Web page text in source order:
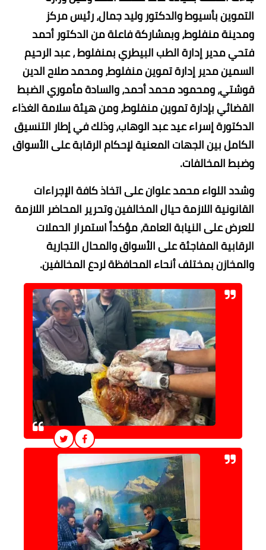
التموين بأسيوط والدكتور وليد جمال، رئيس مركز
ومدينة منفلوط، وبمشاركة فاعلة من الدكتور أحمد
فتحي مدير إدارة الطب البيطري بمنفلوط ، عبد الرحيم
السمين مدير إدارة تموين منفلوط، ومحمد صلاح الدين
قوشتي، ومحمود محمد أحمد، والسادة مأموري الضبط
القضائي بإدارة تموين منفلوط، ومن هيئة سلامة الغذاء
الدكتورة إسراء عيد عبد الوهاب، وذلك في إطار التنسيق
الكامل بين الجهات المعنية لإحكام الرقابة على الأسواق
وضبط المخالفات.
​وشدد اللواء محمد علوان على اتخاذ كافة الإجراءات
القانونية اللازمة حيال المخالفين وتحرير المحاضر اللازمة
للعرض على النيابة العامة، مؤكداً استمرار الحملات
الرقابية المفاجئة على الأسواق والمحال التجارية
والمخازن بمختلف أنحاء المحافظة لردع المخالفين.